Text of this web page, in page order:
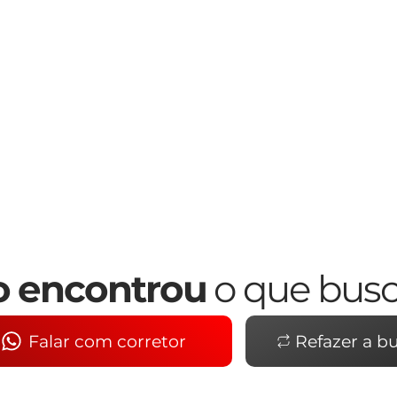
encontrou o que
Falar com corretor Refazer a